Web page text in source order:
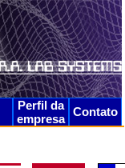
Perfil da
empresa
Contato